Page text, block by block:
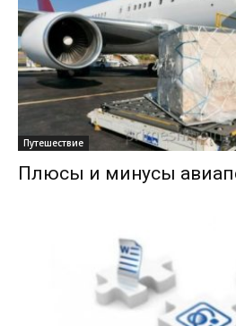
Путешествие
Плюсы и минусы